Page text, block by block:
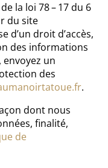
la loi 78 – 17 du 6
du site
d’un droit d’accès,
des informations
un
des
.
dont nous
finalité,
de